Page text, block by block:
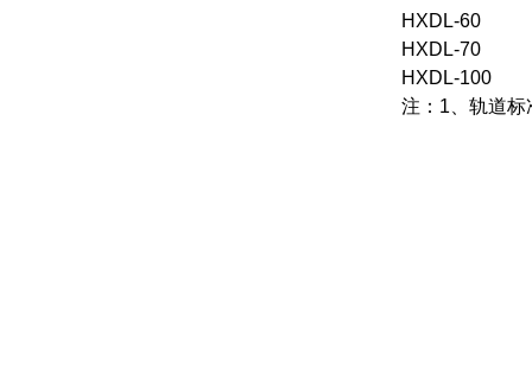
HXDL-60
HXDL-70
HXDL-100
注：1、轨道标